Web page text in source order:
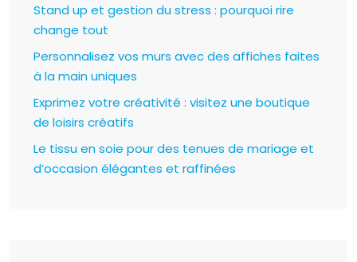
Stand up et gestion du stress : pourquoi rire
change tout
Personnalisez vos murs avec des affiches faites
à la main uniques
Exprimez votre créativité : visitez une boutique
de loisirs créatifs
Le tissu en soie pour des tenues de mariage et
d’occasion élégantes et raffinées